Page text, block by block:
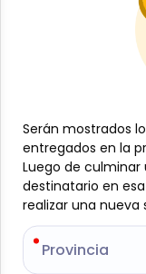
Bebidas no
Six de jugos
$289
Especificaciones
-
Serán mostrados
entregados en la
Luego de
destinatario en
realizar una nueva
Provincia
Serán mostrados
entregados en la
Luego de
destinatario en
realizar una nueva
Provincia